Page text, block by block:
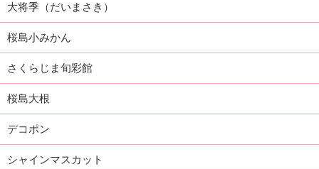
大将季（だいまさき）
桜島小みかん
さくらじま旬彩館
桜島大根
デコポン
シャインマスカット